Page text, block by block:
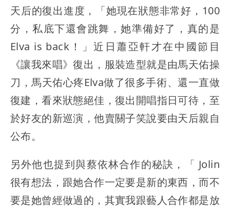
天后的復出進度，「她現在狀態非常好，100
分，私底下還會跳舞，她準備好了，真的是
Elva is back！」近日蕭亞軒才在中國節目
《讓我來唱》復出，服裝造型就是由馬天佑操
刀，馬天佑心疼Elva做了很多手術、還一直做
復建，看來狀態絕佳，復出開唱指日可待，至
於好友的新巡演，他賣關子笑說要由天后親自
公布。
另外他也提到與蔡依林合作的秘訣，「 Jolin
很有想法，跟她合作一定要是新的東西，而不
要是她曾經做過的，其實我跟藝人合作都是放